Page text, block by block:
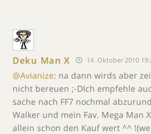
Deku Man X 14. Oktober 2010
@Avianize: na dann wirds aber
nicht bereuen ;-DIch empfehle
sache nach FF7 nochmal
Walker und mein Fav. Mega Man
allein schon den Kauf wert ^^ !(we